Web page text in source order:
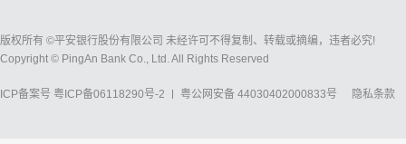
版权所有 ©平安银行股份有限公司 未经许可不得复制、转载或摘编，违者必究!
Copyright © PingAn Bank Co., Ltd. All Rights Reserved
ICP备案号 粤ICP备06118290号-2 粤公网安备 44030402000833号 隐私条款